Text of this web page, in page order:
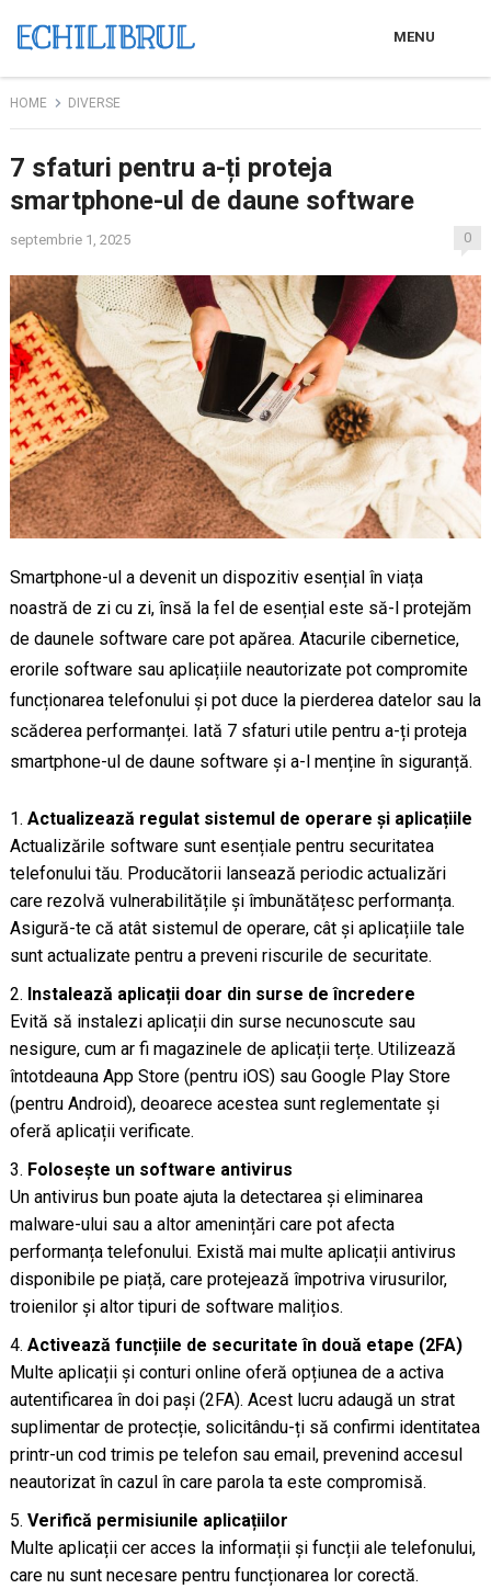
MENU
HOME DIVERSE
7 sfaturi pentru a-ți proteja
smartphone-ul de daune software
septembrie 1, 2025 0
Smartphone-ul a devenit un dispozitiv esențial în viața
noastră de zi cu zi, însă la fel de esențial este să-l protejăm
de daunele software care pot apărea. Atacurile cibernetice,
erorile software sau aplicațiile neautorizate pot compromite
funcționarea telefonului și pot duce la pierderea datelor sau la
scăderea performanței. Iată 7 sfaturi utile pentru a-ți proteja
smartphone-ul de daune software și a-l menține în siguranță.
Actualizează regulat sistemul de operare și aplicațiile
Actualizările software sunt esențiale pentru securitatea
telefonului tău. Producătorii lansează periodic actualizări
care rezolvă vulnerabilitățile și îmbunătățesc performanța.
Asigură-te că atât sistemul de operare, cât și aplicațiile tale
sunt actualizate pentru a preveni riscurile de securitate.
Instalează aplicații doar din surse de încredere
Evită să instalezi aplicații din surse necunoscute sau
nesigure, cum ar fi magazinele de aplicații terțe. Utilizează
întotdeauna App Store (pentru iOS) sau Google Play Store
(pentru Android), deoarece acestea sunt reglementate și
oferă aplicații verificate.
Folosește un software antivirus
Un antivirus bun poate ajuta la detectarea și eliminarea
malware-ului sau a altor amenințări care pot afecta
performanța telefonului. Există mai multe aplicații antivirus
disponibile pe piață, care protejează împotriva virusurilor,
troienilor și altor tipuri de software malițios.
Activează funcțiile de securitate în două etape (2FA)
Multe aplicații și conturi online oferă opțiunea de a activa
autentificarea în doi pași (2FA). Acest lucru adaugă un strat
suplimentar de protecție, solicitându-ți să confirmi identitatea
printr-un cod trimis pe telefon sau email, prevenind accesul
neautorizat în cazul în care parola ta este compromisă.
Verifică permisiunile aplicațiilor
Multe aplicații cer acces la informații și funcții ale telefonului,
care nu sunt necesare pentru funcționarea lor corectă.